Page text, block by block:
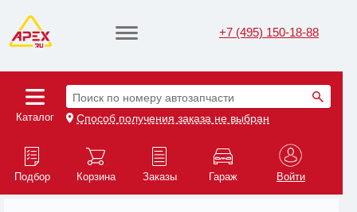
+7 (495) 150-18-88
Каталог
Поиск по номеру автозапчасти
Способ получения заказа не выбран
Подбор Корзина Заказы Гараж Войти